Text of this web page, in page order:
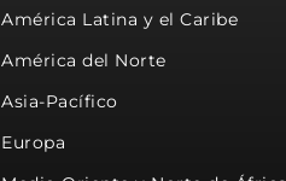
América Latina y el Caribe
América del Norte
Asia-Pacífico
Europa